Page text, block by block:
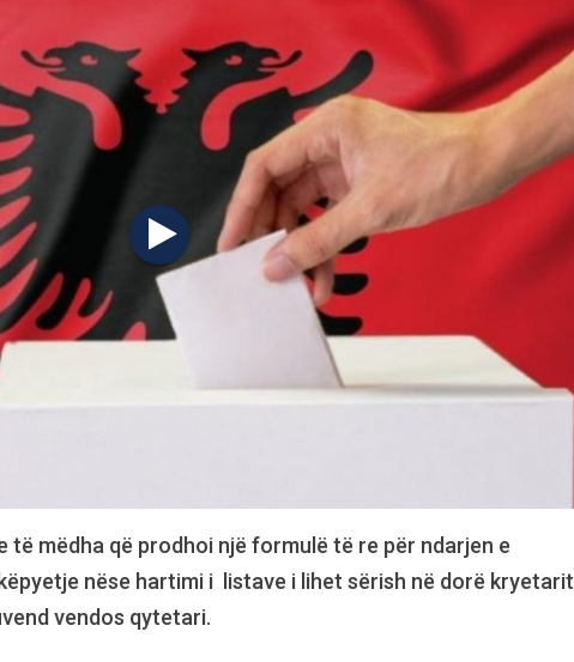
të mëdha që prodhoi një formulë të re për ndarjen e
nëse hartimi i listave i lihet sërish në dorë kryetarit
vendos qytetari.